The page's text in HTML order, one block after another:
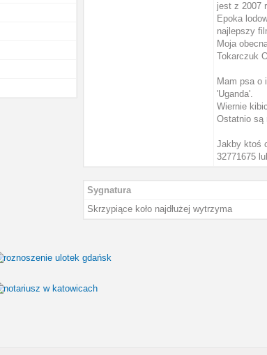
jest z 2007
Epoka
najlepszy
Moja
Tokarczuk
Mam psa o
'Uganda'.
Wiernie
Ostatnio są
Jakby ktoś
32771675
Sygnatura
Skrzypiące koło najdłużej wytrzyma